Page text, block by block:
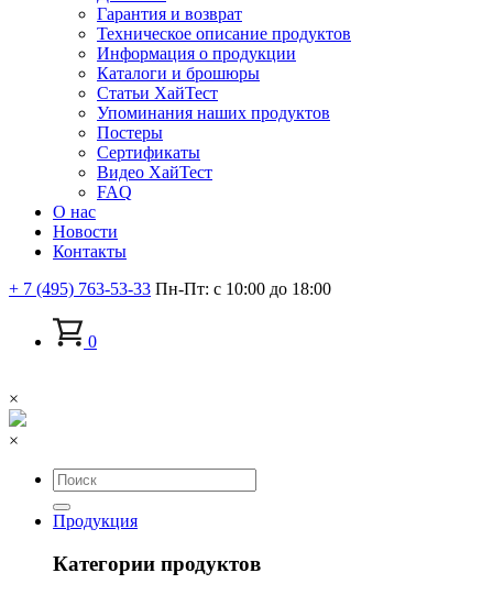
Гарантия и возврат
Техническое описание продуктов
Информация о продукции
Каталоги и брошюры
Статьи ХайТест
Упоминания наших продуктов
Постеры
Сертификаты
Видео ХайТест
FAQ
О нас
Новости
Контакты
+ 7 (495) 763-53-33 Пн-Пт: с 10:00 до 18:00
0
×
×
Продукция
Категории продуктов